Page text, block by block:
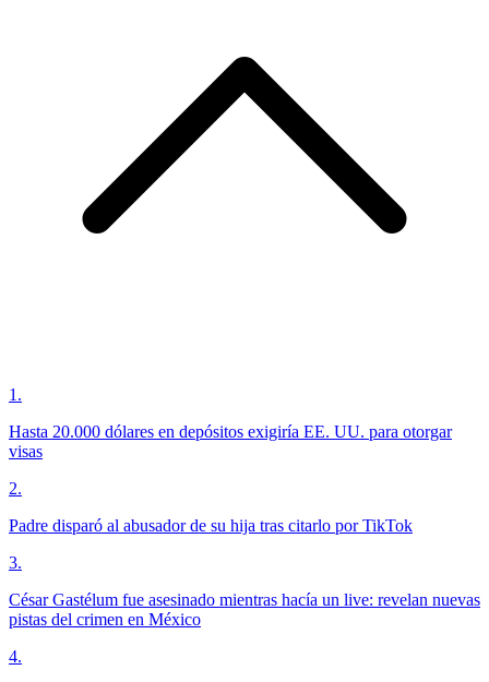
1 .
Hasta 20.000 dólares en depósitos exigiría EE. UU. para otorgar
visas
2.
Padre disparó al abusador de su hija tras citarlo por TikTok
3.
César Gastélum fue asesinado mientras hacía un live: revelan nuevas
pistas del crimen en México
4.